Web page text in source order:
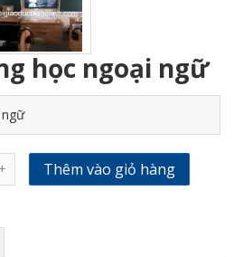
học ngoại ngữ
+ Thêm vào giỏ hàng